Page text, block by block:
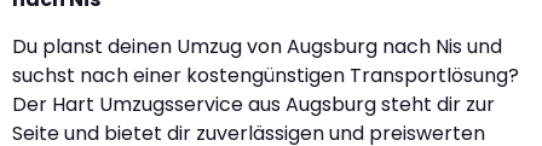
Du planst deinen Umzug von Augsburg nach Nis und
suchst nach einer kostengünstigen Transportlösung?
Der Hart Umzugsservice aus Augsburg steht dir zur
Seite und bietet dir zuverlässigen und preiswerten